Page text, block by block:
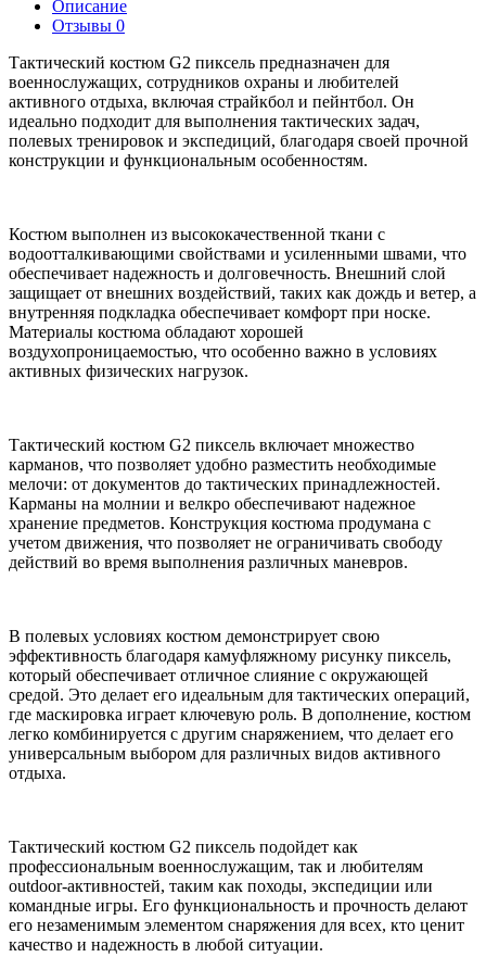
Описание
Отзывы 0
Тактический костюм G2 пиксель предназначен для
военнослужащих, сотрудников охраны и любителей
активного отдыха, включая страйкбол и пейнтбол. Он
идеально подходит для выполнения тактических задач,
полевых тренировок и экспедиций, благодаря своей прочной
конструкции и функциональным особенностям.
Костюм выполнен из высококачественной ткани с
водоотталкивающими свойствами и усиленными швами, что
обеспечивает надежность и долговечность. Внешний слой
защищает от внешних воздействий, таких как дождь и ветер, а
внутренняя подкладка обеспечивает комфорт при носке.
Материалы костюма обладают хорошей
воздухопроницаемостью, что особенно важно в условиях
активных физических нагрузок.
Тактический костюм G2 пиксель включает множество
карманов, что позволяет удобно разместить необходимые
мелочи: от документов до тактических принадлежностей.
Карманы на молнии и велкро обеспечивают надежное
хранение предметов. Конструкция костюма продумана с
учетом движения, что позволяет не ограничивать свободу
действий во время выполнения различных маневров.
В полевых условиях костюм демонстрирует свою
эффективность благодаря камуфляжному рисунку пиксель,
который обеспечивает отличное слияние с окружающей
средой. Это делает его идеальным для тактических операций,
где маскировка играет ключевую роль. В дополнение, костюм
легко комбинируется с другим снаряжением, что делает его
универсальным выбором для различных видов активного
отдыха.
Тактический костюм G2 пиксель подойдет как
профессиональным военнослужащим, так и любителям
outdoor-активностей, таким как походы, экспедиции или
командные игры. Его функциональность и прочность делают
его незаменимым элементом снаряжения для всех, кто ценит
качество и надежность в любой ситуации.